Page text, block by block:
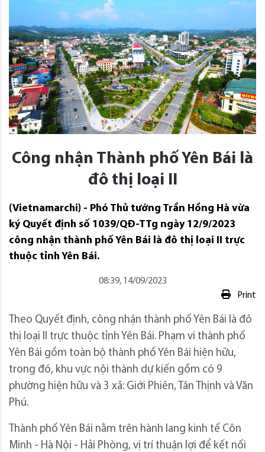
Công nhận Thành phố Yên Bái là
đô thị loại II
(Vietnamarchi) - Phó Thủ tướng Trần Hồng Hà vừa
ký Quyết định số 1039/QĐ-TTg ngày 12/9/2023
công nhận thành phố Yên Bái là đô thị loại II trực
thuộc tỉnh Yên Bái.
08:39, 14/09/2023
Print
Theo Quyết định, công nhận thành phố Yên Bái là đô
thị loại II trực thuộc tỉnh Yên Bái. Phạm vi thành phố
Yên Bái gồm toàn bộ thành phố Yên Bái hiện hữu,
trong đó, khu vực nội thành dự kiến gồm có 9
phường hiện hữu và 3 xã: Giới Phiên, Tân Thịnh và Văn
Phú.
Thành phố Yên Bái nằm trên hành lang kinh tế Côn
Minh - Hà Nội - Hải Phòng, vị trí thuận lợi để kết nối